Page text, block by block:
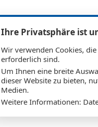
Ihre Privatsphäre ist
Wir verwenden Cookies,
erforderlich sind.
Um Ihnen eine breite
dieser Website zu bieten,
Medien.
Weitere Informationen: